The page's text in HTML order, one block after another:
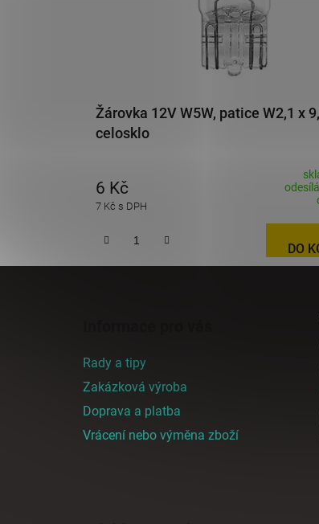
Žárovka 12V W5W, patice W2,1 x
celosklo
7 Kč s DPH
6 Kč
DO
Rady a tipy
Zakázková výroba
Doprava a platba
Vrácení nebo výměna zboží